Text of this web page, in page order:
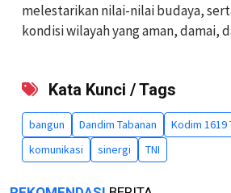
melestarikan nilai-nilai budaya,
kondisi wilayah yang aman, damai,
Kata Kunci / Tags
bangun Dandim Tabanan
Kodim 1619
komunikasi
sinergi TNI